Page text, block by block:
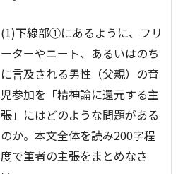
(1)下線部①にあるように、フリ
ーターやニート、あるいはのち
に言及される男性（父親）の育
児参加を「精神論に還元する主
張」にはどのような問題がある
のか。本文全体を読み200字程
度で筆者の主張をまとめなさ